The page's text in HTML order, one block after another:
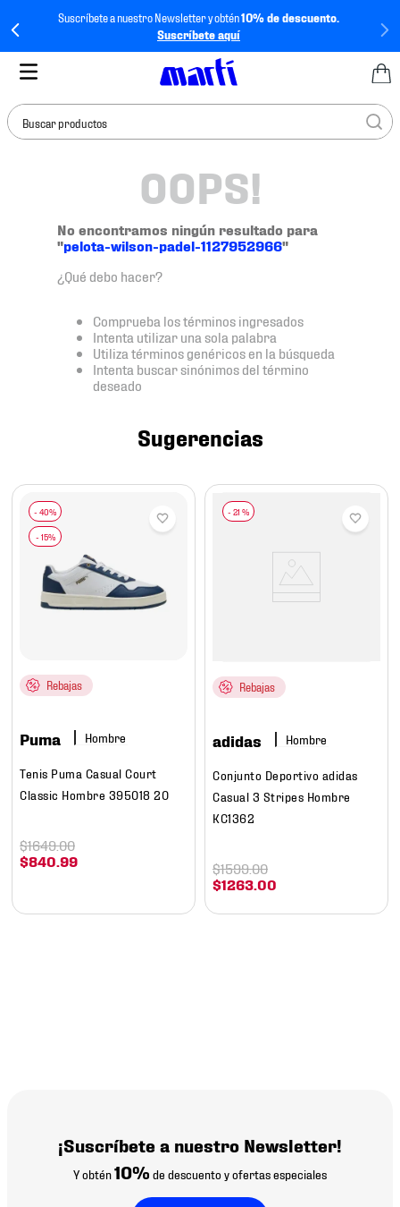
Suscríbete a nuestro Newsletter y obtén10% de descuento.
Suscríbete aquí
Buscar productos
OOPS!
No encontramos ningún resultado para
"pelota-wilson-padel-1127952966"
¿Qué debo hacer?
Comprueba los términos ingresados
Intenta utilizar una sola palabra
Utiliza términos genéricos en la búsqueda
Intenta buscar sinónimos del término
deseado
Sugerencias
Rebajas
Puma Hombre
Tenis Puma Casual Court
Classic Hombre 395018 20
$840.99
$1649.00
- 21 %
Rebajas
adidas Hombre
Conjunto Deportivo adidas
Casual 3 Stripes Hombre
KC1362
$1263.00
$1599.00
¡Suscríbete a nuestro Newsletter!
Y obtén10% de descuento y ofertas especiales
tenis mujer
tenis hombre
tenis
tenis futbol
mochila
10. tenis nike